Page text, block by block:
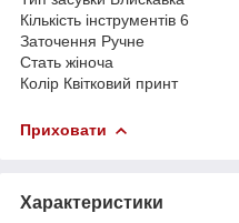
Кількість інструментів 6
Заточення Ручне
Стать жіноча
Колір Квітковий принт
Приховати
Характеристики